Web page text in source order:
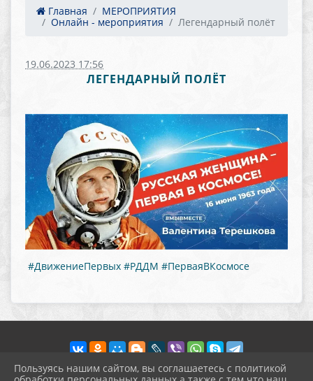
Главная
МЕРОПРИЯТИЯ
Онлайн - мероприятия
Легендарный полёт
19.06.2023 17:56
ЛЕГЕНДАРНЫЙ ПОЛЁТ
#ДвижениеПервых #РДДМ #ПерваяВКосмосе
Пользуясь нашим сайтом, вы соглашаетесь с политикой